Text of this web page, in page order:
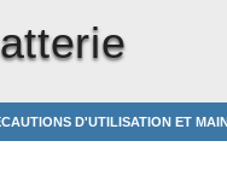
D'UTILISATION ET